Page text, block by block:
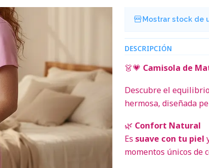
Mostrar stock de
DESCRIPCIÓN
👗💗 Camisola de
Descubre el
hermosa, diseñada
🌿 Confort Natural
Es suave con tu piel
momentos únicos de